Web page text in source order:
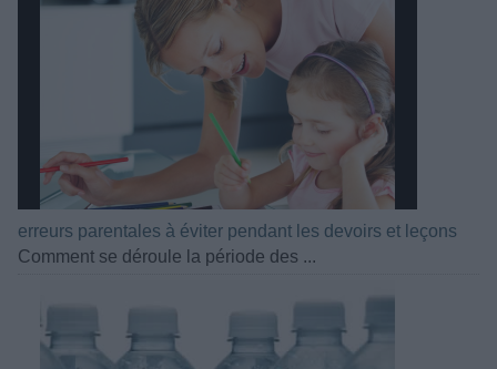
erreurs parentales à éviter pendant les devoirs et leçons
Comment se déroule la période des ...